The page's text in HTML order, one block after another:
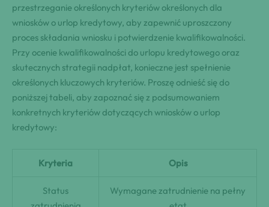
przestrzeganie określonych kryteriów określonych dla
wniosków o urlop kredytowy, aby zapewnić uproszczony
proces składania wniosku i potwierdzenie kwalifikowalności.
Przy ocenie kwalifikowalności do urlopu kredytowego oraz
skutecznych strategii nadpłat, konieczne jest spełnienie
określonych kluczowych kryteriów. Proszę odnieść się do
poniższej tabeli, aby zapoznać się z podsumowaniem
konkretnych kryteriów dotyczących wniosków o urlop
kredytowy:
Kryteria Opis
Status
Wymagane zatrudnienie na pełny